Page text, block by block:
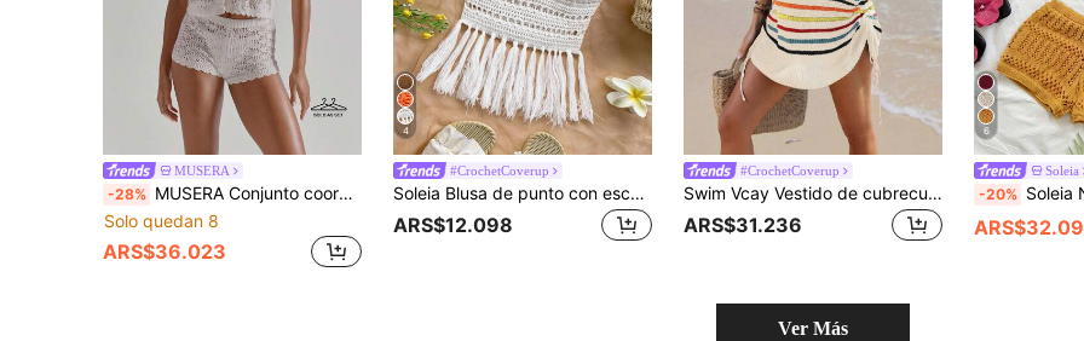
MUSERA
-28% MUSERA Conjunto coordinado de top holgado con cuello redondo y bajo con volantes y botones, talla grande shorts mini ajustados de ganchillo. Conjunto vendido junto como lindo cubrecosturas para la playa, verano, primavera, vacaciones y salidas. Sexy tejido de ganchillo.
Solo quedan 8
ARS$36.023
4
#CrochetCoverup
Soleia Blusa de punto con escote de halter, dobladillo con flecos y cuentas, adecuada para vacaciones, citas, tardes de té, playa, cruceros, vacaciones en la ciudad, temporada de bodas, festivales de música, vacaciones bohemias
ARS$12.098
#CrochetCoverup
Swim Vcay Vestido de cubrecuerpo con cordón lateral a rayas para mujer, vestimenta de verano para la playa
ARS$31.236
6
Soleia
-20% Soleia Nuevo conjunto
Ver Más